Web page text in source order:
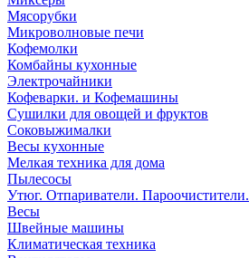
Мясорубки
Микроволновые печи
Кофемолки
Комбайны кухонные
Электрочайники
Кофеварки. и Кофемашины
Сушилки для овощей и фруктов
Соковыжималки
Весы кухонные
Мелкая техника для дома
Пылесосы
Утюг. Отпариватели. Пароочистители.
Весы
Швейные машины
Климатическая техника